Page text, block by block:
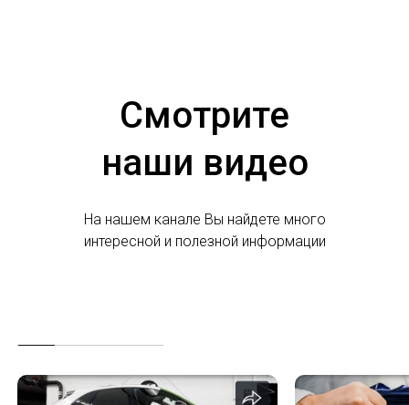
Смотрите
наши видео
На нашем канале Вы найдете много
интересной и полезной информации